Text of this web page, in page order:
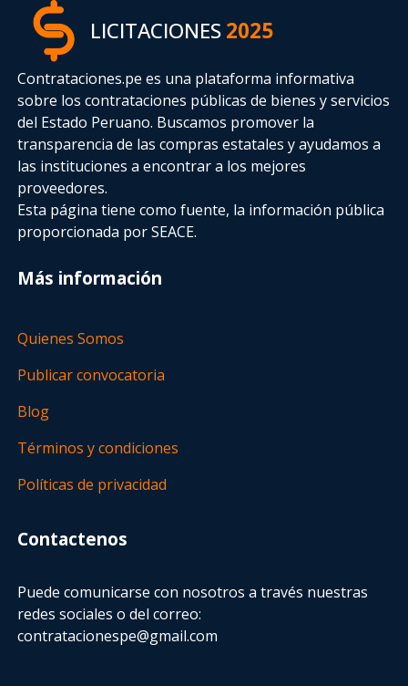
LICITACIONES2025
Contrataciones.pe es una plataforma informativa
sobre los contrataciones públicas de bienes y servicios
del Estado Peruano. Buscamos promover la
transparencia de las compras estatalesy ayudamos a
las instituciones a encontrar a los mejores
proveedores.
Esta página tiene como fuente, la información pública
proporcionada por SEACE.
Más información
Quienes Somos
Publicar convocatoria
Blog
Términos y condiciones
Políticas de privacidad
Contactenos
Puede comunicarse con nosotros a través nuestras
redes sociales o del correo:
contratacionespe@gmail.com